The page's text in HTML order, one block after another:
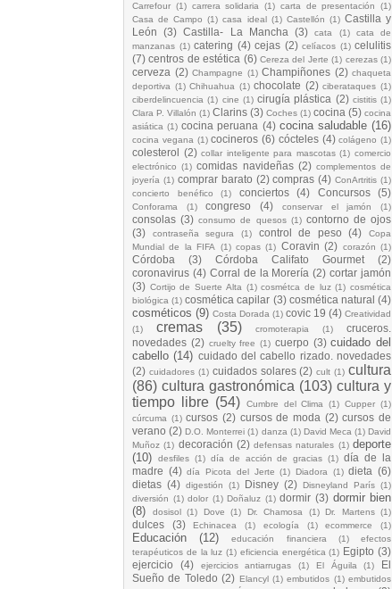
Carrefour (1) carrera solidaria (1) carta de presentación
(1)
Casa de Campo (1) casa ideal (1) Castellón (1) Castilla y
León
(3) Castilla- La Mancha (3) cata (1)
cata de
manzanas (1) catering (4) cejas (2) celíacos (1) celulitis
(7) centros de estética (6) Cereza del Jerte (1) cerezas (1)
cerveza (2) Champagne (1) Champiñones (2) chaqueta
deportiva (1) Chihuahua (1) chocolate (2) ciberataques (1)
ciberdelincuencia (1) cine (1) cirugía plástica (2) cistitis (1)
Clara P. Villalón (1) Clarins (3) Coches (1) cocina (5) cocina
asiática (1) cocina peruana (4) cocina saludable (16)
cocina vegana (1) cocineros (6) cócteles (4) colágeno (1)
colesterol (2) collar inteligente para mascotas (1) comercio
electrónico (1) comidas navideñas (2) complementos de
joyería (1) comprar barato (2) compras (4) ConArtritis (1)
concierto benéfico
(1) conciertos (4) Concursos (5)
Conforama (1) congreso (4) conservar el jamón (1)
consolas (3) consumo de quesos (1) contorno de ojos
(3)
contraseña segura (1) control de peso (4)
Copa
Mundial de la FIFA (1) copas (1) Coravin (2) corazón (1)
Córdoba (3) Córdoba Califato Gourmet
(2)
coronavirus (4) Corral de la Morería (2) cortar jamón
(3) Cortijo de Suerte Alta (1) cosmétca de luz (1) cosmética
biológica (1) cosmética capilar (3) cosmética natural (4)
cosméticos (9) Costa Dorada (1) covic 19 (4) Creatividad
(1)
cremas (35) cromoterapia (1)
cruceros.
novedades (2) cruelty free (1) cuerpo (3) cuidado del
cabello (14) cuidado del cabello rizado. novedades
(2) cuidadores (1) cuidados solares (2) cult (1) cultura
(86) cultura gastronómica (103) cultura y
tiempo libre (54) Cumbre del Clima (1) Cupper (1)
cúrcuma (1) cursos (2) cursos de moda (2) cursos de
verano (2) D.O. Monterrei (1) danza (1) David Meca (1) David
Muñoz (1) decoración (2) defensas naturales (1) deporte
(10)
desfiles (1) día de acción de gracias (1) día de la
madre (4) día Picota del Jerte (1) Diadora (1) dieta (6)
dietas (4) digestión (1) Disney (2) Disneyland París (1)
diversión (1) dolor (1) Doñaluz (1) dormir (3) dormir bien
(8)
dosisol (1) Dove (1) Dr. Chamosa (1) Dr. Martens (1)
dulces (3) Echinacea (1) ecología (1) ecommerce (1)
Educación (12) educación financiera (1)
efectos
terapéuticos de la luz (1) eficiencia energética (1) Egipto (3)
ejercicio
(4) ejercicios antiarrugas (1) El Águila (1)
El
Sueño de Toledo (2) Elancyl (1) embutidos (1) embutidos